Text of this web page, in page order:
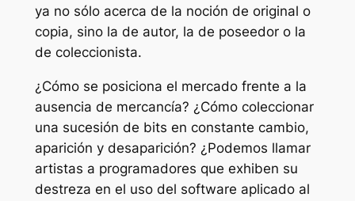
ya no sólo acerca de la noción de original o
copia, sino la de autor, la de poseedor o la
de coleccionista.
¿Cómo se posiciona el mercado frente a la
ausencia de mercancía? ¿Cómo coleccionar
una sucesión de bits en constante cambio,
aparición y desaparición? ¿Podemos llamar
artistas a programadores que exhiben su
destreza en el uso del software aplicado al